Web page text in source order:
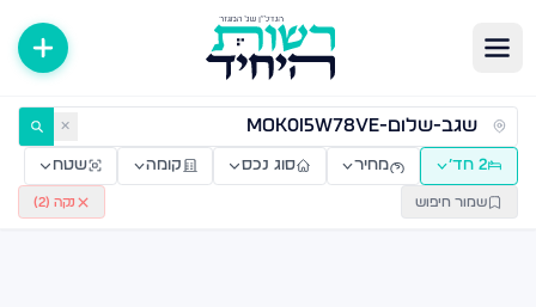
דירות למכירה ולהשכרה — רשות היחיד ✕
2 חד׳ מחיר סוג נכס קומה שטח
שמור חיפוש נקה (2
)